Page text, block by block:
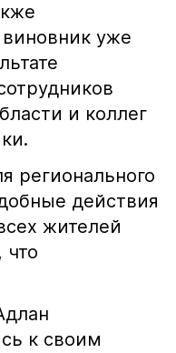
уже
и коллег
регионального
действия
жителей
что
к своим